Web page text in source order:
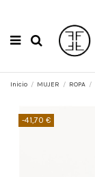
Inicio MUJER ROPA
-41,70 €